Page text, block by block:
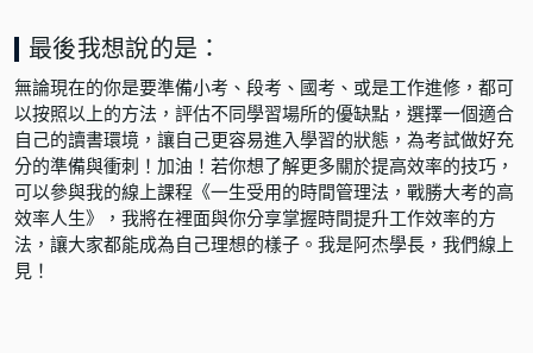
最後我想說的是：
無論現在的你是要準備小考、段考、國考、或是工作進修，都可
以按照以上的方法，評估不同學習場所的優缺點，選擇一個適合
自己的讀書環境，讓自己更容易進入學習的狀態，為考試做好充
分的準備與衝刺！加油！若你想了解更多關於提高效率的技巧，
可以參與我的線上課程 《一生受用的時間管理法，戰勝大考的高
效率人生》
，我將在裡面與你分享掌握時間提升工作效率的方
法，讓大家都能成為自己理想的樣子。我是阿杰學長，我們線上
見！